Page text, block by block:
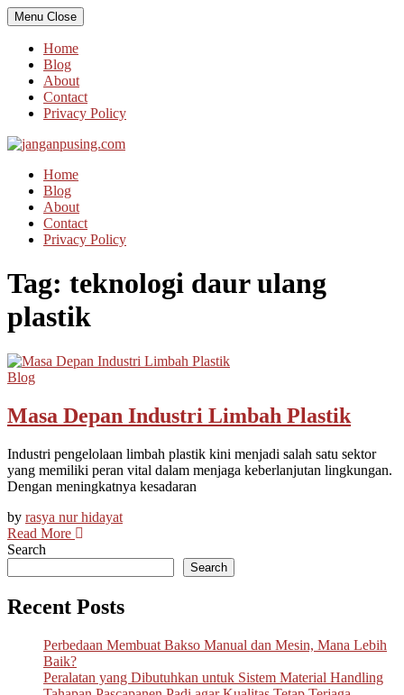
Skip
to
content
Menu Close
Home
Blog
About
Contact
Privacy Policy
Home
Blog
About
Contact
Privacy Policy
Tag: teknologi daur ulang
plastik
Blog
Masa Depan Industri Limbah Plastik
Industri pengelolaan limbah plastik kini menjadi salah satu sektor
yang memiliki peran vital dalam menjaga keberlanjutan lingkungan.
Dengan meningkatnya kesadaran
by rasya nur hidayat
Read More
Search
Search
Recent Posts
Perbedaan Membuat Bakso Manual dan Mesin, Mana Lebih
Baik?
Peralatan yang Dibutuhkan untuk Sistem Material Handling